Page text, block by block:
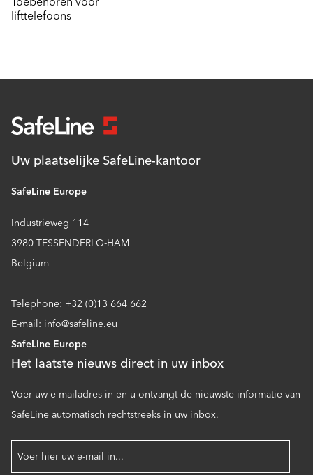
lifttelefoons
Uw plaatselijke SafeLine-kantoor
SafeLine Europe
Industrieweg 114
3980 TESSENDERLO-HAM
Belgium
Telephone: +32 (0)13 664 662
E-mail: info@safeline.eu
SafeLine Europe
Het laatste nieuws direct in uw inbox
Voer uw e-mailadres in en u ontvangt de nieuwste informatie van
SafeLine automatisch rechtstreeks in uw inbox.